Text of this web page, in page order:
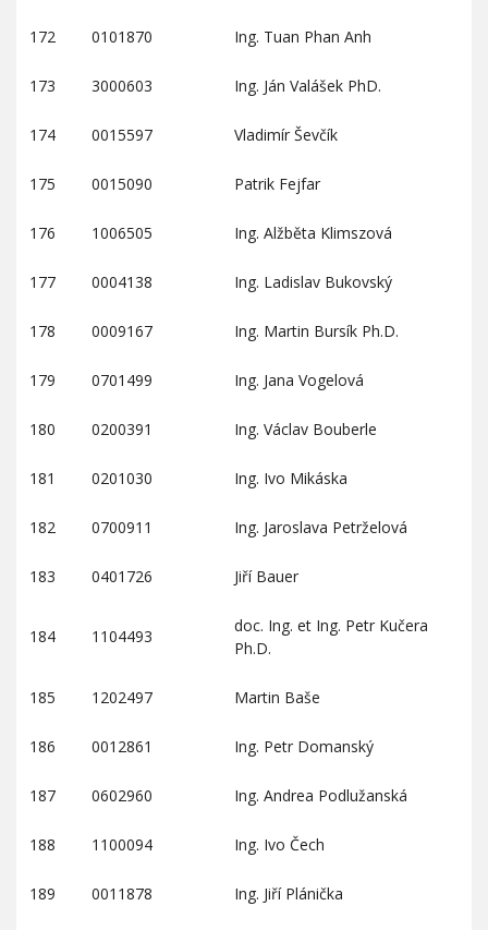
172 0101870 Ing. Tuan Phan Anh
173 3000603 Ing. Ján Valášek PhD.
174 0015597 Vladimír Ševčík
175 0015090 Patrik Fejfar
176 1006505 Ing. Alžběta Klimszová
177 0004138 Ing. Ladislav Bukovský
178 0009167 Ing. Martin Bursík Ph.D.
179 0701499 Ing. Jana Vogelová
180 0200391 Ing. Václav Bouberle
181 0201030 Ing. Ivo Mikáska
182 0700911 Ing. Jaroslava Petrželová
183 0401726 Jiří Bauer
184 1104493
doc. Ing. et Ing. Petr Kučera
Ph.D.
185 1202497 Martin Baše
186 0012861 Ing. Petr Domanský
187 0602960 Ing. Andrea Podlužanská
188 1100094 Ing. Ivo Čech
189 0011878 Ing. Jiří Plánička